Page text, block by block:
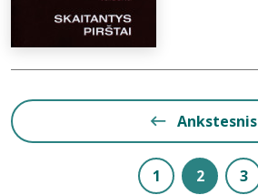
Ankstesnis
1 2 3